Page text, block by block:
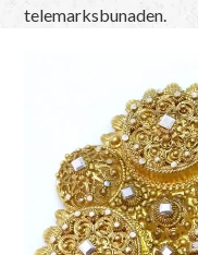
telemarksbunaden.